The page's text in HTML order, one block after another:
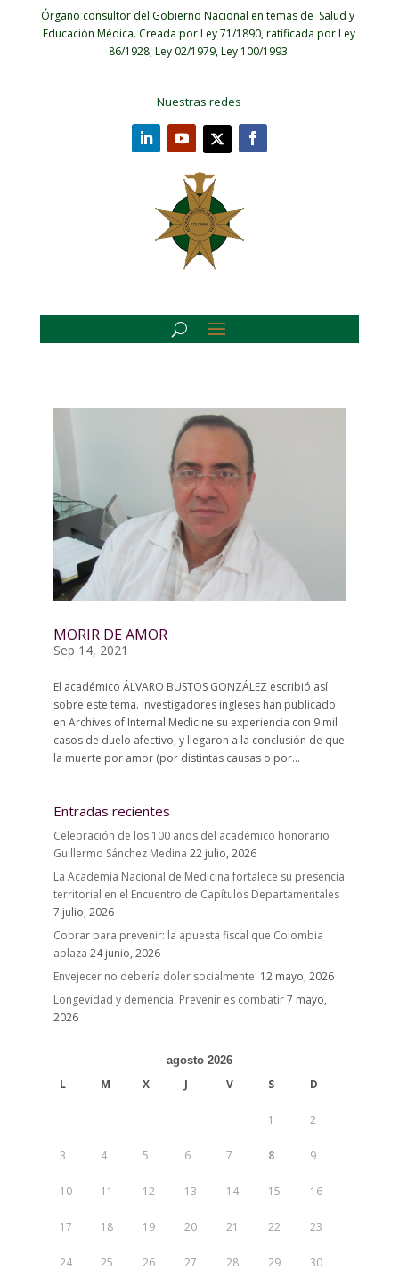
Órgano consultor del Gobierno Nacional en temas de Salud y
Educación Médica. Creada por Ley 71/1890, ratificada por Ley
86/1928, Ley 02/1979, Ley 100/1993.
Nuestras redes
MORIR DE AMOR
Sep 14, 2021
El académico ÁLVARO BUSTOS GONZÁLEZ escribió así
sobre este tema. Investigadores ingleses han publicado
en Archives of Internal Medicine su experiencia con 9 mil
casos de duelo afectivo, y llegaron a la conclusión de que
la muerte por amor (por distintas causas o por...
Entradas recientes
Celebración de los 100 años del académico honorario
Guillermo Sánchez Medina 22 julio, 2026
La Academia Nacional de Medicina fortalece su presencia
territorial en el Encuentro de Capítulos Departamentales
7 julio, 2026
Cobrar para prevenir: la apuesta fiscal que Colombia
aplaza 24 junio, 2026
Envejecer no debería doler socialmente. 12 mayo, 2026
Longevidad y demencia. Prevenir es combatir7 mayo,
2026
agosto 2026
L M X J V S D
1 2
3 4 5 6 7 8 9
10 11 12 13 14 15 16
17 18 19 20 21 22 23
24 25 26 27 28 29 30